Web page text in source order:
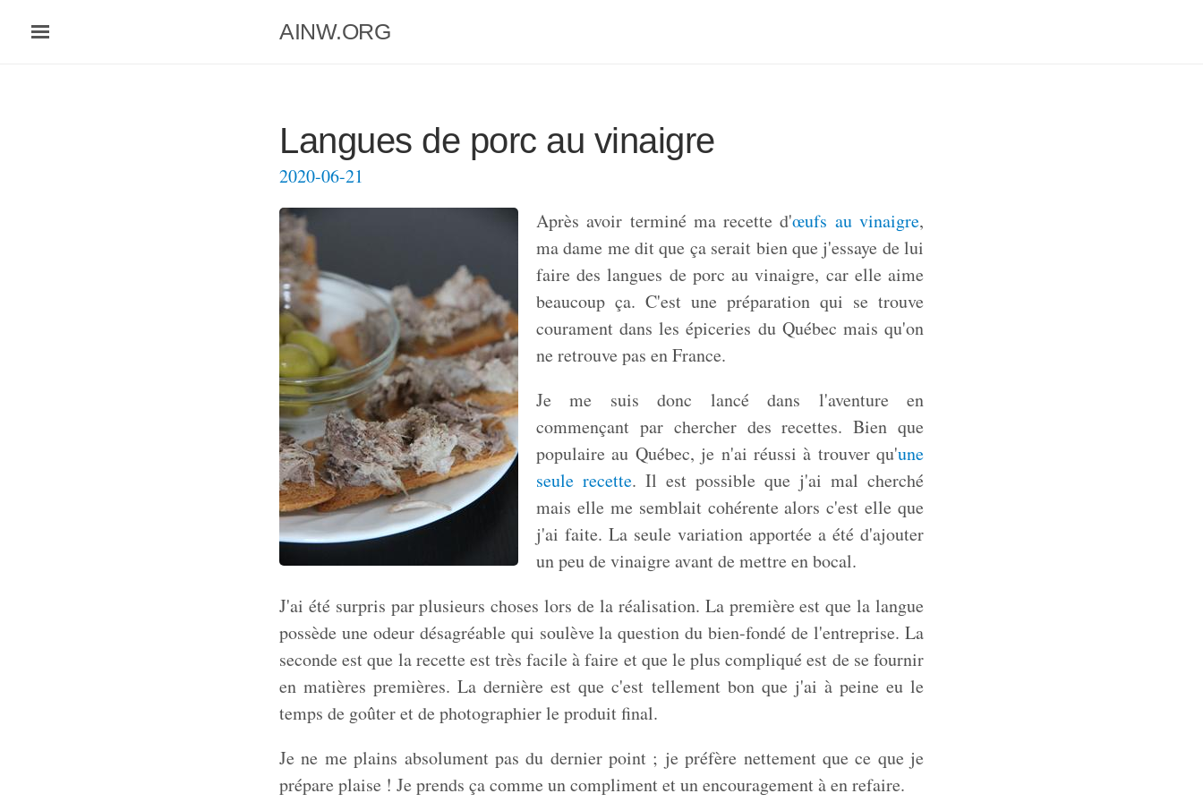
AINW.ORG
Langues de porc au vinaigre
2020-06-21
Après avoir terminé ma recette d'œufs au vinaigre,
ma dame me dit que ça serait bien que j'essaye de lui
faire des langues de porc au vinaigre, car elle aime
beaucoup ça. C'est une préparation qui se trouve
courament dans les épiceries du Québec mais qu'on
ne retrouve pas en France.
Je me suis donc lancé dans l'aventure en
commençant par chercher des recettes. Bien que
populaire au Québec, je n'ai réussi à trouver qu'une
seule recette. Il est possible que j'ai mal cherché
mais elle me semblait cohérente alors c'est elle que
j'ai faite. La seule variation apportée a été d'ajouter
un peu de vinaigre avant de mettre en bocal.
J'ai été surpris par plusieurs choses lors de la réalisation. La première est que la langue
possède une odeur désagréable qui soulève la question du bien-fondé de l'entreprise. La
seconde est que la recette est très facile à faire et que le plus compliqué est de se fournir
en matières premières. La dernière est que c'est tellement bon que j'ai à peine eu le
temps de goûter et de photographier le produit final.
Je ne me plains absolument pas du dernier point ; je préfère nettement que ce que je
prépare plaise ! Je prends ça comme un compliment et un encouragement à en refaire.